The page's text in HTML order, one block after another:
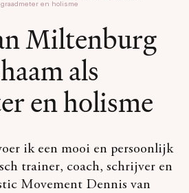
graadmeter en holisme
Miltenburg
als
en holisme
ik een mooi en persoonlijk
trainer, coach, schrijver en
Movement Dennis van